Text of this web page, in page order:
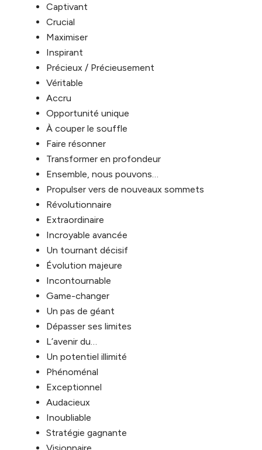
Captivant
Crucial
Maximiser
Inspirant
Précieux / Précieusement
Véritable
Accru
Opportunité unique
À couper le souffle
Faire résonner
Transformer en profondeur
Ensemble, nous pouvons…
Propulser vers de nouveaux sommets
Révolutionnaire
Extraordinaire
Incroyable avancée
Un tournant décisif
Évolution majeure
Incontournable
Game-changer
Un pas de géant
Dépasser ses limites
L’avenir du…
Un potentiel illimité
Phénoménal
Exceptionnel
Audacieux
Inoubliable
Stratégie gagnante
Visionnaire